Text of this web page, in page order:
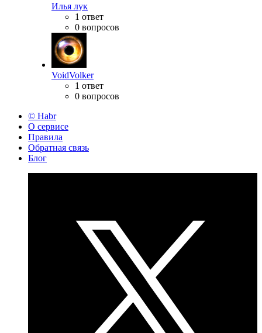
Илья лук
1 ответ
0 вопросов
VoidVolker
1 ответ
0 вопросов
© Habr
О сервисе
Правила
Обратная связь
Блог